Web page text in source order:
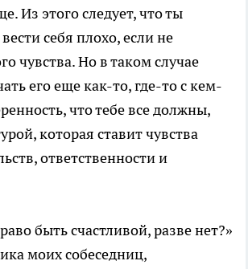
Из этого следует, что ты
себя плохо, если не
чувства. Но в таком случае
его еще как-то, где-то с кем-
что тебе все должны,
которая ставит чувства
ответственности и
быть счастливой, разве нет?»
моих собеседниц,